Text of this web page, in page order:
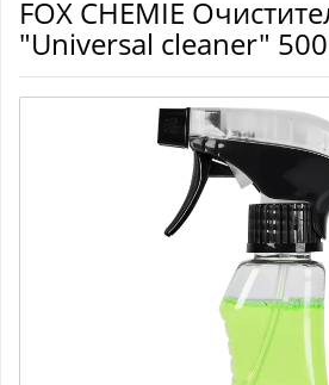
FOX CHEMIE
"Universal cleaner"